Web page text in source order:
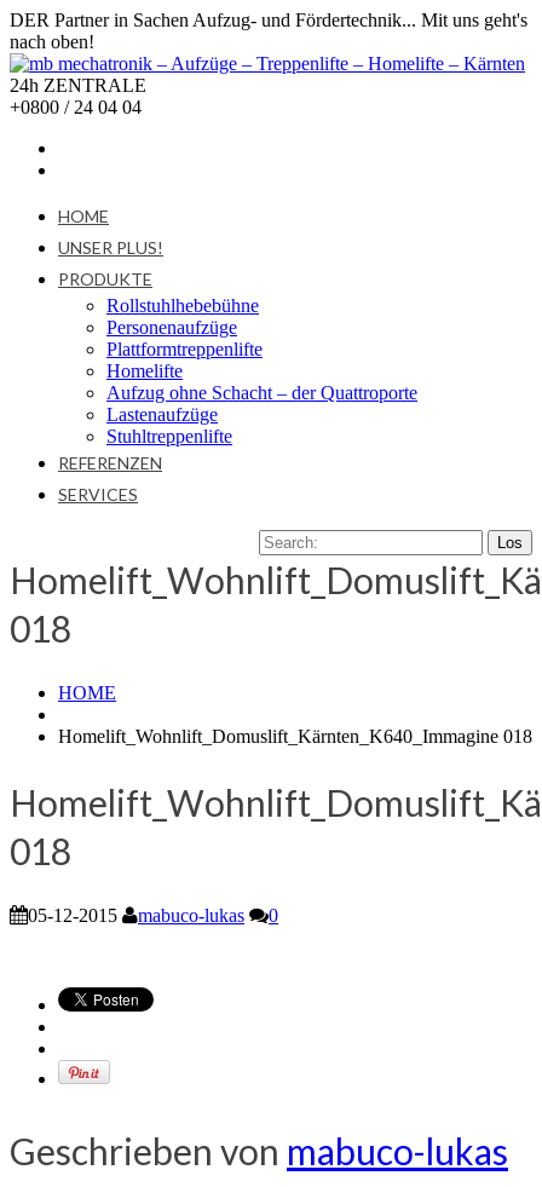
DER Partner in Sachen Aufzug- und Fördertechnik... Mit uns geht's
nach oben!
24h ZENTRALE
+0800 / 24 04 04
HOME
UNSER PLUS!
PRODUKTE
Rollstuhlhebebühne
Personenaufzüge
Plattformtreppenlifte
Homelifte
Aufzug ohne Schacht – der Quattroporte
Lastenaufzüge
Stuhltreppenlifte
REFERENZEN
SERVICES
018
HOME
Homelift_Wohnlift_Domuslift_Kärnten_K640_Immagine 018
018
05-12-2015 mabuco-lukas 0
Geschrieben von mabuco-lukas